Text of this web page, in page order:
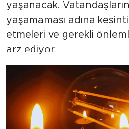
yaşanacak.
yaşamaması adına
etmeleri ve gerekli
arz ediyor.